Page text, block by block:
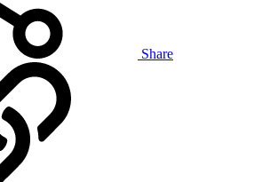
Share